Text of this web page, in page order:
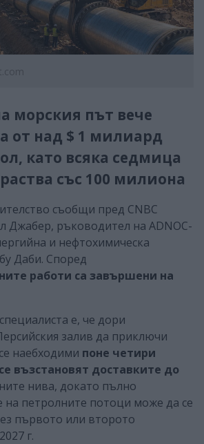
морския път вече
от над $ 1 милиард
като всяка седмица
със 100 милиона
съобщи пред CNBC
Джабер, ръководител на ADNOC-
и нефтохимическа
Даби. Според
работи са завършени на
е, че дори
залив да приключи
наебходими поне четири
възстановят доставките до
нива, докато пълно
на петролните потоци може да се
първото или второто
г.